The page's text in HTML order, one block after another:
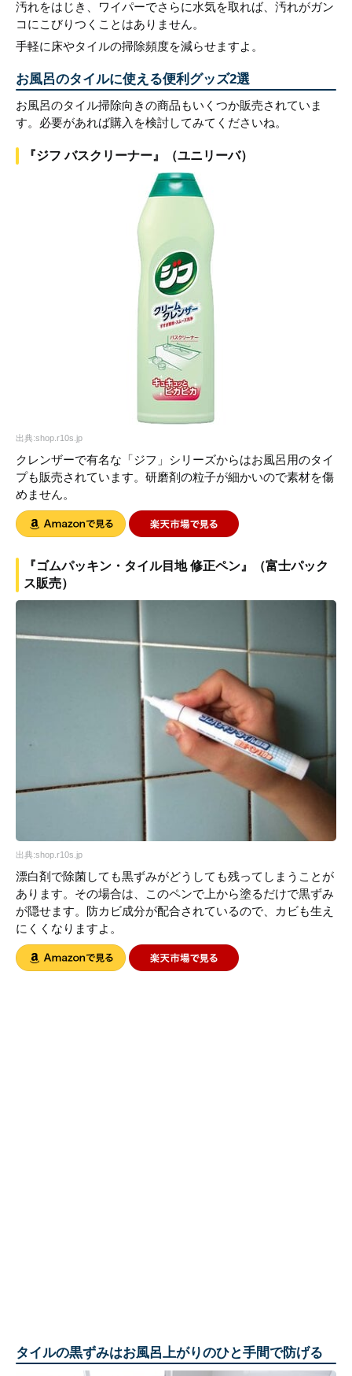
汚れをはじき、ワイパーでさらに水気を取れば、汚れがガン
コにこびりつくことはありません。
手軽に床やタイルの掃除頻度を減らせますよ。
お風呂のタイルに使える便利グッズ2選
お風呂のタイル掃除向きの商品もいくつか販売されていま
す。必要があれば購入を検討してみてくださいね。
『ジフ バスクリーナー』（ユニリーバ）
出典:shop.r10s.jp
クレンザーで有名な「ジフ」シリーズからはお風呂用のタイ
プも販売されています。研磨剤の粒子が細かいので素材を傷
めません。
『ゴムパッキン・タイル目地 修正ペン』（富士パック
ス販売）
出典:shop.r10s.jp
漂白剤で除菌しても黒ずみがどうしても残ってしまうことが
あります。その場合は、このペンで上から塗るだけで黒ずみ
が隠せます。防カビ成分が配合されているので、カビも生え
にくくなりますよ。
タイルの黒ずみはお風呂上がりのひと手間で防げる